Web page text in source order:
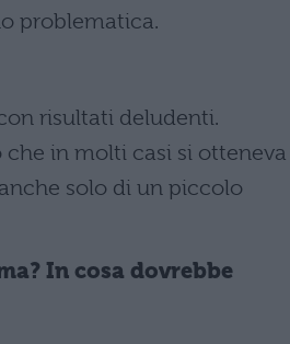
problematica.
risultati deludenti.
in molti casi si otteneva
solo di un piccolo
In cosa dovrebbe